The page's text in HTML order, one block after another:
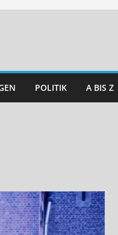
POLITIK A BIS Z